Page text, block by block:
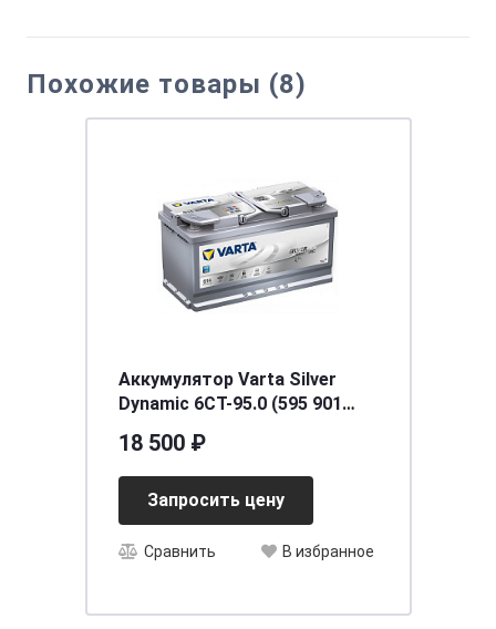
Похожие товары (8)
Аккумулятор Varta Silver
Dynamic 6CT-95.0 (595 901
18 500 ₽
Запросить цену
Сравнить В избранное